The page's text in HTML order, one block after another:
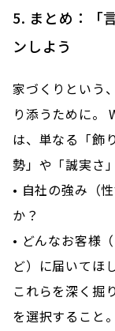
5. まとめ：「
ンしよう
家づくりという
り添うために。
は、単なる「飾
勢」や「誠実さ
• 自社の強み（
か？
• どんなお客様
ど）に届いてほ
これらを深く掘
を選択すること